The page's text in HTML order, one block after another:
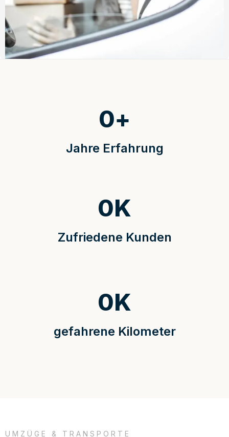
Jahre Erfahrung
0+
Zufriedene Kunden
0K
gefahrene Kilometer
0K
UMZÜGE & TRANSPORTE